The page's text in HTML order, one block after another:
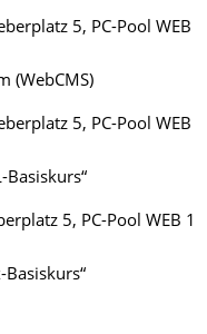
5, PC-Pool WEB
(WebCMS)
5, PC-Pool WEB
Basiskurs“
5, PC-Pool WEB 1
Basiskurs“